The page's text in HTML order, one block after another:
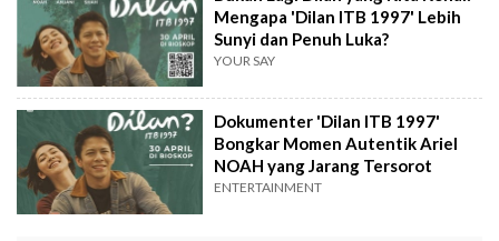
Mengapa 'Dilan ITB 1997' Lebih
Sunyi dan Penuh Luka?
YOUR SAY
Dokumenter 'Dilan ITB 1997'
Bongkar Momen Autentik Ariel
NOAH yang Jarang Tersorot
ENTERTAINMENT